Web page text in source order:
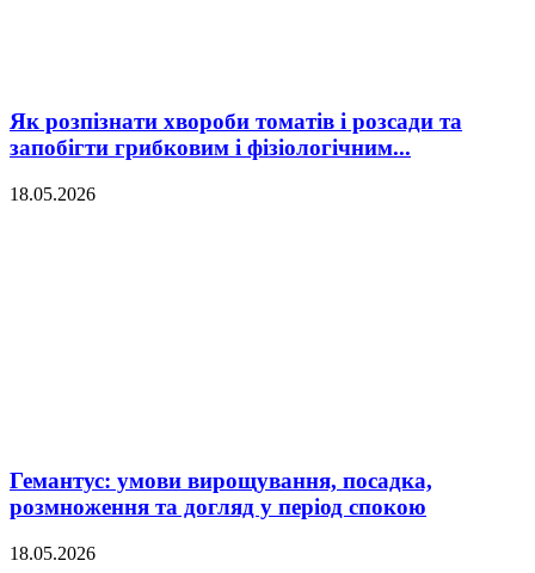
Як розпізнати хвороби томатів і розсади та
запобігти грибковим і фізіологічним...
18.05.2026
Гемантус: умови вирощування, посадка,
розмноження та догляд у період спокою
18.05.2026